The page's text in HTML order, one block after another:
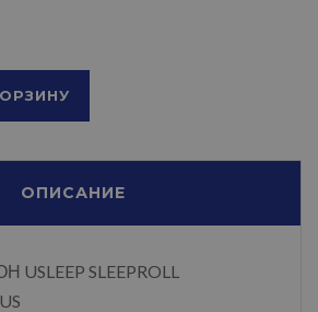
ОПИСАНИЕ
SLEEPROLL